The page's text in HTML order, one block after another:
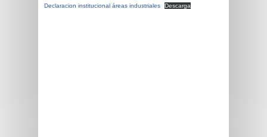
Declaracion institucional áreas industriales Descarga